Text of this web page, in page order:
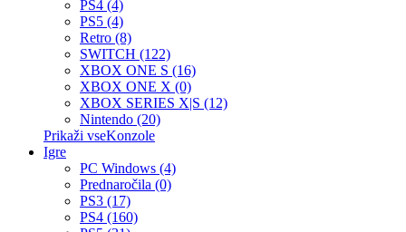
PS4 (4)
PS5 (4)
Retro (8)
SWITCH (122)
XBOX ONE S (16)
XBOX ONE X (0)
XBOX SERIES X|S (12)
Nintendo (20)
Prikaži vseKonzole
Igre
PC Windows (4)
Prednaročila (0)
PS3 (17)
PS4 (160)